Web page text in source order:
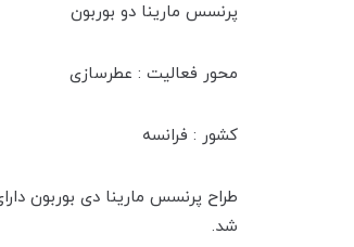
پرنسس مارینا دو بوربون
محور فعالیت : عطرسازی
کشور : فرانسه
شد.